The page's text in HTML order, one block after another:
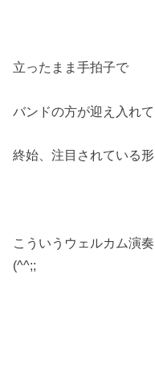
立ったまま手拍子で
バンドの方が迎え入れ
終始、注目されている形
こういうウェルカム演
(^^;;